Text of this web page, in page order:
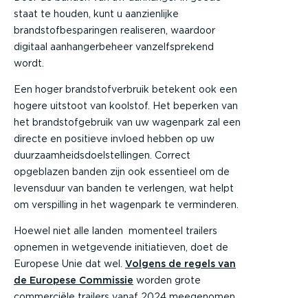
staat te houden, kunt u aanzienlijke
brandstofbesparingen realiseren, waardoor
digitaal aanhangerbeheer vanzelfsprekend
wordt.
Een hoger brandstofverbruik betekent ook een
hogere uitstoot van koolstof. Het beperken van
het brandstofgebruik van uw wagenpark zal een
directe en positieve invloed hebben op uw
duurzaamheidsdoelstellingen. Correct
opgeblazen banden zijn ook essentieel om de
levensduur van banden te verlengen, wat helpt
om verspilling in het wagenpark te verminderen.
Hoewel niet alle landen momenteel trailers
opnemen in wetgevende initiatieven, doet de
Europese Unie dat wel. Volgens de regels van
de Europese Commissie worden grote